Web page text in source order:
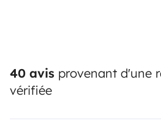
40 avis provenant d'une
vérifiée